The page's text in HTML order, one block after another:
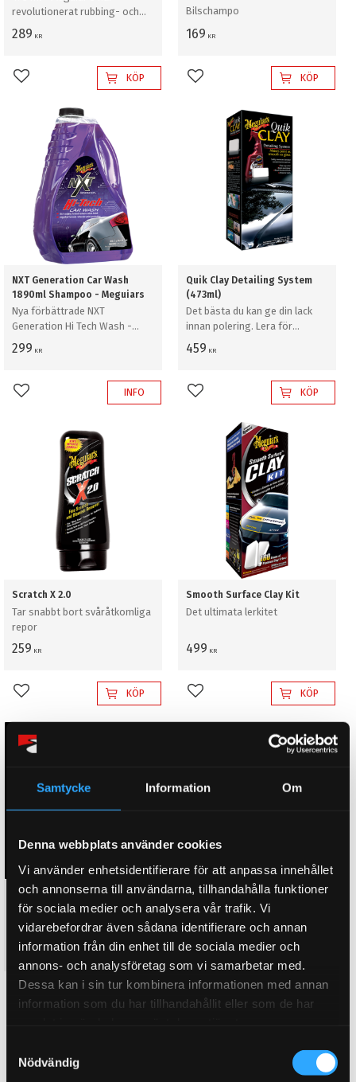
Samtycke Information Om
Denna webbplats använder cookies
Vi använder enhetsidentifierare för att anpassa innehållet
och annonserna till användarna, tillhandahålla funktioner
för sociala medier och analysera vår trafik. Vi
vidarebefordrar även sådana identifierare och annan
information från din enhet till de sociala medier och
annons- och analysföretag som vi samarbetar med.
Dessa kan i sin tur kombinera informationen med annan
information som du har tillhandahållit eller som de har
Nödvändig
revolutionerat rubbing- och
polishprodukter med vår
Ultimate Compound™
289 KR
Lägg till i favoriterKÖP
Bilschampo
169 KR
Lägg till i favoriterKÖP
NXT Generation Car Wash
1890ml Shampoo - Meguiars
Nya förbättrade NXT
Generation Hi Tech Wash -
1890ml
299 KR
Lägg till i favoriterINFO
Quik Clay Detailing System
(473ml)
Det bästa du kan ge din lack
innan polering. Lera för
djuprengörning
459 KR
Lägg till i favoriterKÖP
Scratch X 2.0
Tar snabbt bort svåråtkomliga
repor
259 KR
Lägg till i favoriterKÖP
Smooth Surface Clay Kit
Det ultimata lerkitet
499 KR
Lägg till i favoriterKÖP
ULTIMATE WASH & WAX
1,42 L
259KR
Lägg till i favoriter
Ultimate Wash & Wax 473 ml
Vårat mest glansgivande
schampo! Vax vid varje tvätt!
169KR
Lägg till i favoriter